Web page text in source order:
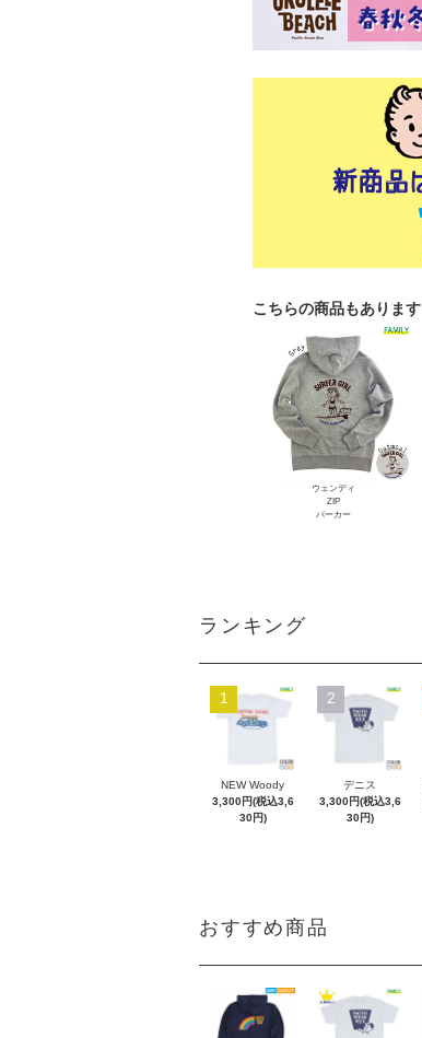
こちらの商品もあります
ウェンディ
ZIP
パーカー
ランキング
1
NEW Woody
3,300円(税込3,6
30円)
2
デニス
3,300円(税込3,6
30円)
おすすめ商品